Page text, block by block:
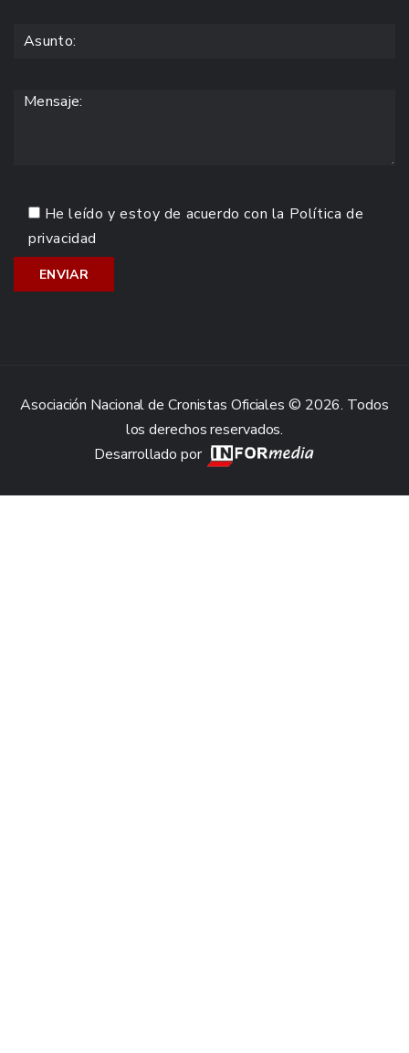
He leído y estoy de acuerdo con la Política de
privacidad
Asociación Nacional de Cronistas Oficiales © 2026. Todos
los derechos reservados.
Desarrollado por